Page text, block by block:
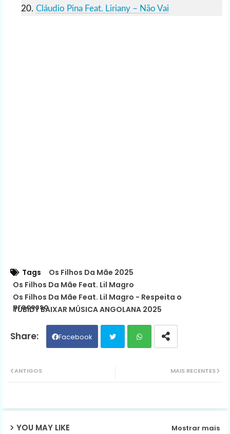
Cláudio Pina Feat. Liriany – Não Vai
Tags
Os Filhos Da Mãe 2025
Os Filhos Da Mãe Feat. Lil Magro
Os Filhos Da Mãe Feat. Lil Magro - Respeita o
processo
TUBIDY BAIXAR MÚSICA ANGOLANA 2025
Facebook
ap
MAIS RECENTES
ANTIGOS
YOU MAY LIKE Mostrar mais